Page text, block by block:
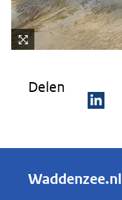
n
Delen
e
e
Waddenzee.nl